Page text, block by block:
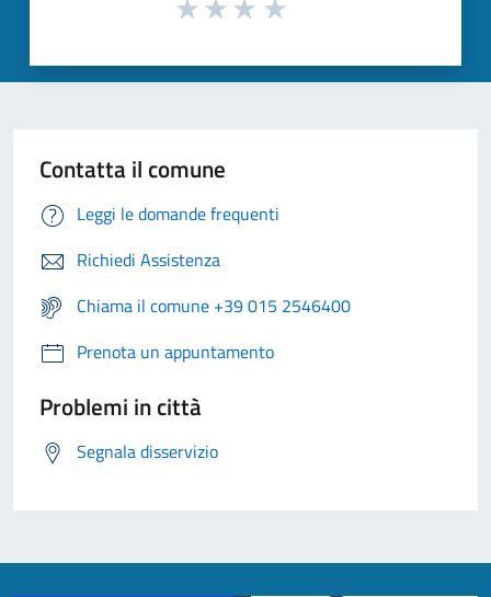
Contatta il comune
Leggi le domande frequenti
Richiedi Assistenza
Chiama il comune +39 015 2546400
Prenota un appuntamento
Problemi in città
Segnala disservizio